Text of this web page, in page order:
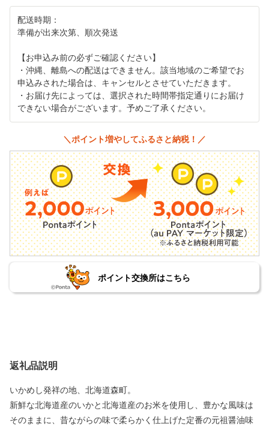
配送時期：
準備が出来次第、順次発送
【お申込み前の必ずご確認ください】
・沖縄、離島への配送はできません。該当地域のご希望でお
申込みされた場合は、キャンセルとさせていただきます。
・お届け先によっては、選択された時間帯指定通りにお届け
できない場合がございます。予めご了承ください。
＼ポイント増やしてふるさと納税！／
ポイント交換所はこちら
返礼品説明
いかめし発祥の地、北海道森町。
新鮮な北海道産のいかと北海道産のお米を使用し、豊かな風味は
そのままに、昔ながらの味で柔らかく仕上げた定番の元祖醤油味